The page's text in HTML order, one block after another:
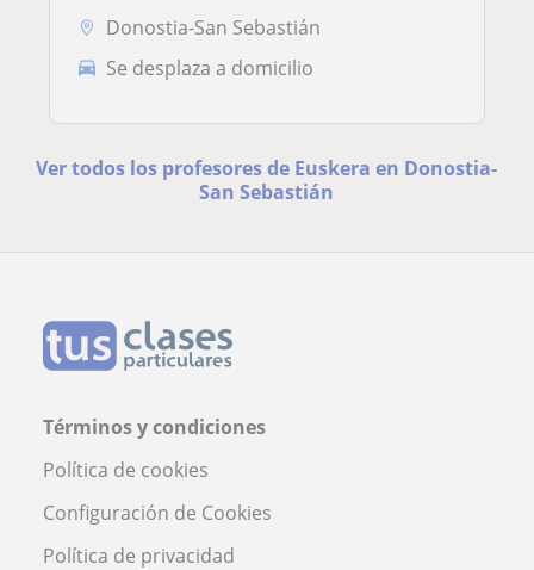
Donostia-San Sebastián
Se desplaza a domicilio
Ver todos los profesores de Euskera en Donostia-
San Sebastián
Términos y condiciones
Política de cookies
Configuración de Cookies
Política de privacidad